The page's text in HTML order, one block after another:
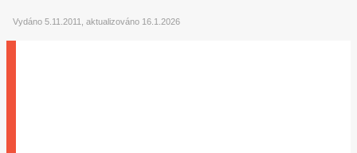
Vydáno 5.11.2011, aktualizováno 16.1.2026